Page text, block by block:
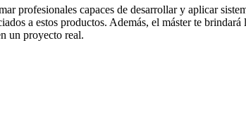
profesionales capaces de desarrollar y aplicar
a estos productos. Además, el máster te brindará
un proyecto real.